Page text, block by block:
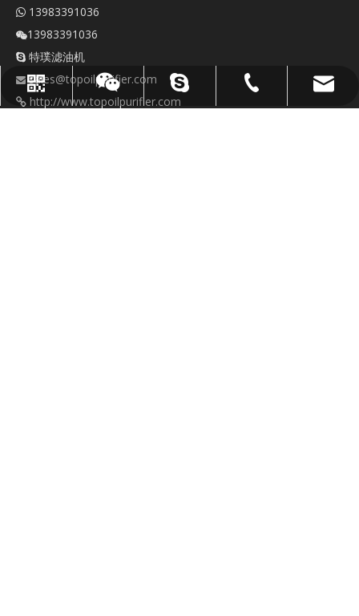
WhatsApp
微信
顶级油净化器
023-88901306
sales@topoilpurifier.com
 13983391036
13983391036
 特璞滤油机
 sales@topoilpurifier.com
 http://www.topoilpurifier.com